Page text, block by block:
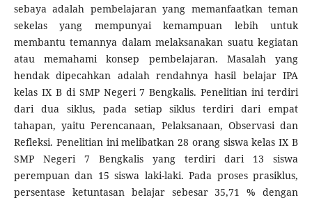
sebaya adalah pembelajaran yang memanfaatkan teman
sekelas yang mempunyai kemampuan lebih untuk
membantu temannya dalam melaksanakan suatu kegiatan
atau memahami konsep pembelajaran. Masalah yang
hendak dipecahkan adalah rendahnya hasil belajar IPA
kelas IX B di SMP Negeri 7 Bengkalis. Penelitian ini terdiri
dari dua siklus, pada setiap siklus terdiri dari empat
tahapan, yaitu Perencanaan, Pelaksanaan, Observasi dan
Refleksi. Penelitian ini melibatkan 28 orang siswa kelas IX B
SMP Negeri 7 Bengkalis yang terdiri dari 13 siswa
perempuan dan 15 siswa laki-laki. Pada proses prasiklus,
persentase ketuntasan belajar sebesar 35,71 % dengan